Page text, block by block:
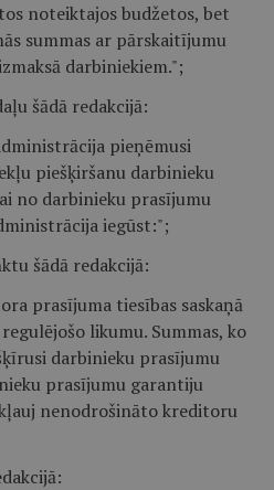
noteiktajos budžetos, bet
summas ar pārskaitījumu
darbiniekiem.";
šādā redakcijā:
pieņēmusi
piešķiršanu darbinieku
no darbinieku prasījumu
iegūst:";
šādā redakcijā:
prasījuma tiesības saskaņā
likumu. Summas, ko
darbinieku prasījumu
prasījumu garantiju
nenodrošināto kreditoru